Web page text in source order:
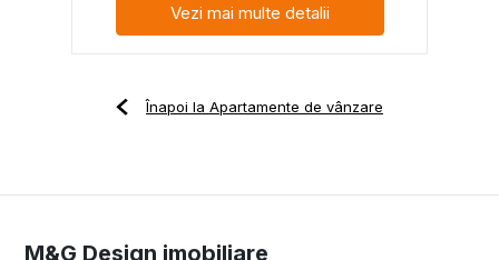
Vezi mai multe detalii
Înapoi la Apartamente de vânzare
M&G Design imobiliare